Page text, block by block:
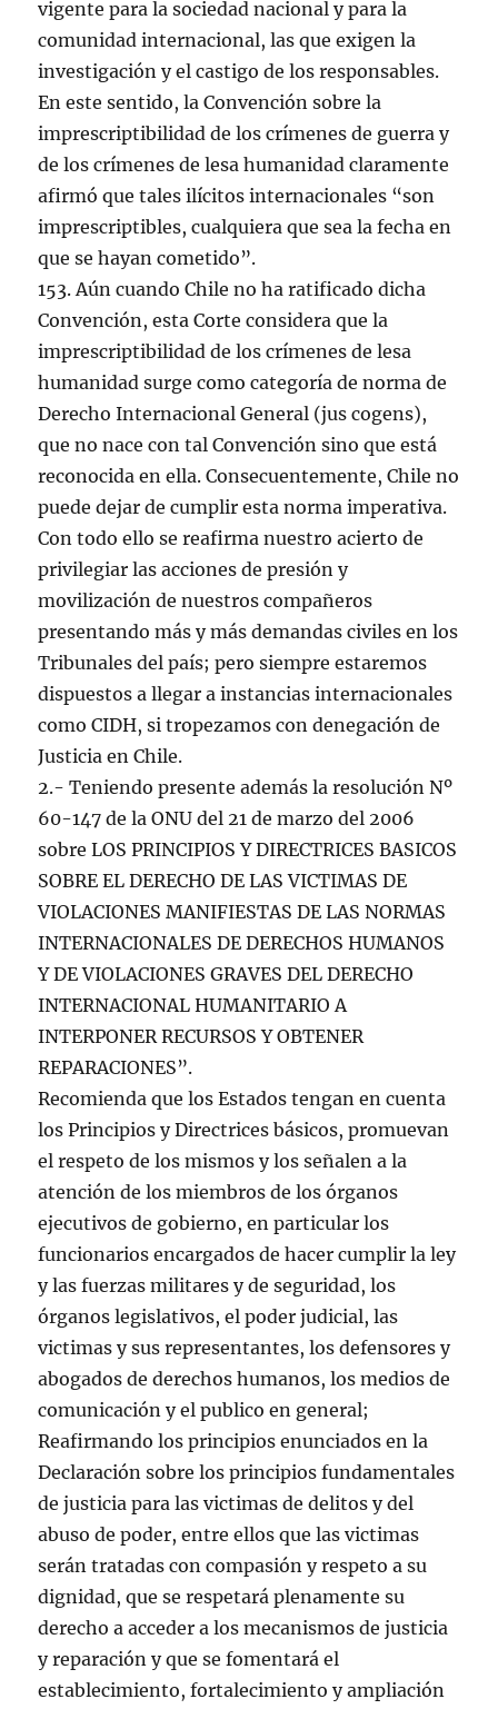
vigente para la sociedad nacional y para la
comunidad internacional, las que exigen la
investigación y el castigo de los responsables.
En este sentido, la Convención sobre la
imprescriptibilidad de los crímenes de guerra y
de los crímenes de lesa humanidad claramente
afirmó que tales ilícitos internacionales “son
imprescriptibles, cualquiera que sea la fecha en
que se hayan cometido”.
153. Aún cuando Chile no ha ratificado dicha
Convención, esta Corte considera que la
imprescriptibilidad de los crímenes de lesa
humanidad surge como categoría de norma de
Derecho Internacional General (jus cogens),
que no nace con tal Convención sino que está
reconocida en ella. Consecuentemente, Chile no
puede dejar de cumplir esta norma imperativa.
Con todo ello se reafirma nuestro acierto de
privilegiar las acciones de presión y
movilización de nuestros compañeros
presentando más y más demandas civiles en los
Tribunales del país; pero siempre estaremos
dispuestos a llegar a instancias internacionales
como CIDH, si tropezamos con denegación de
Justicia en Chile.
2.- Teniendo presente además la resolución Nº
60-147 de la ONU del 21 de marzo del 2006
sobre LOS PRINCIPIOS Y DIRECTRICES BASICOS
SOBRE EL DERECHO DE LAS VICTIMAS DE
VIOLACIONES MANIFIESTAS DE LAS NORMAS
INTERNACIONALES DE DERECHOS HUMANOS
Y DE VIOLACIONES GRAVES DEL DERECHO
INTERNACIONAL HUMANITARIO A
INTERPONER RECURSOS Y OBTENER
REPARACIONES”.
Recomienda que los Estados tengan en cuenta
los Principios y Directrices básicos, promuevan
el respeto de los mismos y los señalen a la
atención de los miembros de los órganos
ejecutivos de gobierno, en particular los
funcionarios encargados de hacer cumplir la ley
y las fuerzas militares y de seguridad, los
órganos legislativos, el poder judicial, las
victimas y sus representantes, los defensores y
abogados de derechos humanos, los medios de
comunicación y el publico en general;
Reafirmando los principios enunciados en la
Declaración sobre los principios fundamentales
de justicia para las victimas de delitos y del
abuso de poder, entre ellos que las victimas
serán tratadas con compasión y respeto a su
dignidad, que se respetará plenamente su
derecho a acceder a los mecanismos de justicia
y reparación y que se fomentará el
establecimiento, fortalecimiento y ampliación